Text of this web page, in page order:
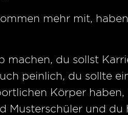
mehr mit, haben
machen, du sollst
peinlich, du sollte
Körper
Musterschüler und du